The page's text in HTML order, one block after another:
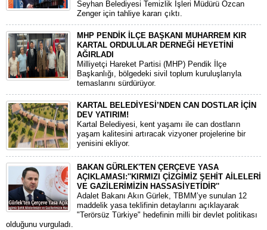
Seyhan Belediyesi Temizlik İşleri Müdürü Özcan
Zenger için tahliye kararı çıktı.
MHP PENDİK İLÇE BAŞKANI MUHARREM KIR
KARTAL ORDULULAR DERNEĞİ HEYETİNİ
AĞIRLADI
​Milliyetçi Hareket Partisi (MHP) Pendik İlçe
Başkanlığı, bölgedeki sivil toplum kuruluşlarıyla
temaslarını sürdürüyor.
KARTAL BELEDİYESİ’NDEN CAN DOSTLAR İÇİN
DEV YATIRIM!
Kartal Belediyesi, kent yaşamı ile can dostların
yaşam kalitesini artıracak vizyoner projelerine bir
yenisini ekliyor.
BAKAN GÜRLEK'TEN ÇERÇEVE YASA
AÇIKLAMASI:''KIRMIZI ÇİZGİMİZ ŞEHİT AİLELERİ
VE GAZİLERİMİZİN HASSASİYETİDİR''
Adalet Bakanı Akın Gürlek, TBMM’ye sunulan 12
maddelik yasa teklifinin detaylarını açıklayarak
"Terörsüz Türkiye" hedefinin milli bir devlet politikası
olduğunu vurguladı.